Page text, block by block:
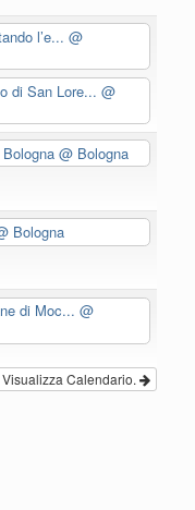
l’e... @
di San Lore... @
@ Bologna
Bologna
di Moc... @
Visualizza Calendario.